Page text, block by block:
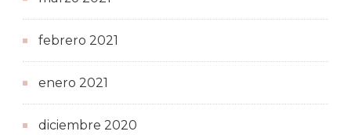
febrero 2021
enero 2021
diciembre 2020